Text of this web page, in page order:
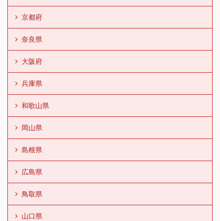
京都府
奈良県
大阪府
兵庫県
和歌山県
岡山県
島根県
広島県
鳥取県
山口県